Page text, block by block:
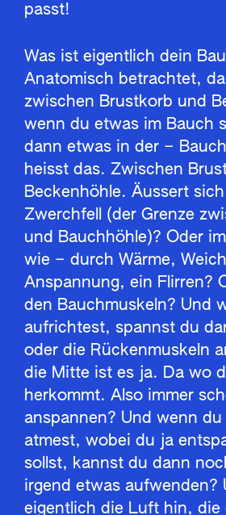
passt!
Was ist eigentlich dein
Anatomisch betrachtet,
zwischen Brustkorb und
wenn du etwas im Bauch
dann etwas in der –
heisst das. Zwischen
Beckenhöhle. Äussert
Zwerchfell (der Grenze
und Bauchhöhle)? Oder
wie – durch Wärme,
Anspannung, ein Flirren?
den Bauchmuskeln? Und
aufrichtest, spannst du
oder die Rückenmuskeln
die Mitte ist es ja. Da wo
herkommt. Also immer
anspannen? Und wenn
atmest, wobei du ja
sollst, kannst du dann
irgend etwas aufwenden?
eigentlich die Luft hin, die